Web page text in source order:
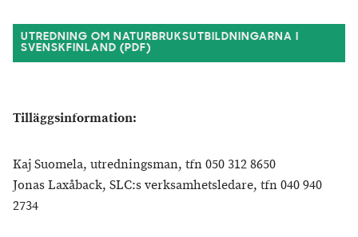
UTREDNING OM NATURBRUKSUTBILDNINGARNA I
SVENSKFINLAND (PDF)
Tilläggsinformation:
Kaj Suomela, utredningsman, tfn 050 312 8650
Jonas Laxåback, SLC:s verksamhetsledare, tfn 040 940
2734